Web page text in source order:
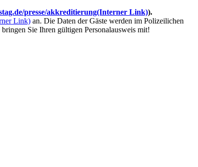
presse/akkreditierung(Interner Link)).
Link) an. Die Daten der Gäste werden im Polizeilichen
Sie Ihren gültigen Personalausweis mit!